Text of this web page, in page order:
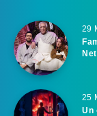
29
25
Un